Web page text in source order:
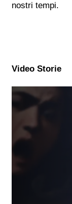
nostri tempi.
Video Storie